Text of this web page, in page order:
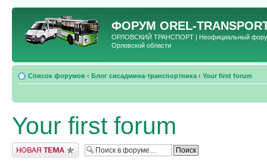
ФОРУМ OREL-
ОРЛОВСКИЙ ТРАНСПОРТ | Неофициальный форум
Орловской области
Список форумов ‹ Блог сисадмина-транспортника ‹ Your first forum
Your first forum
Новая тема